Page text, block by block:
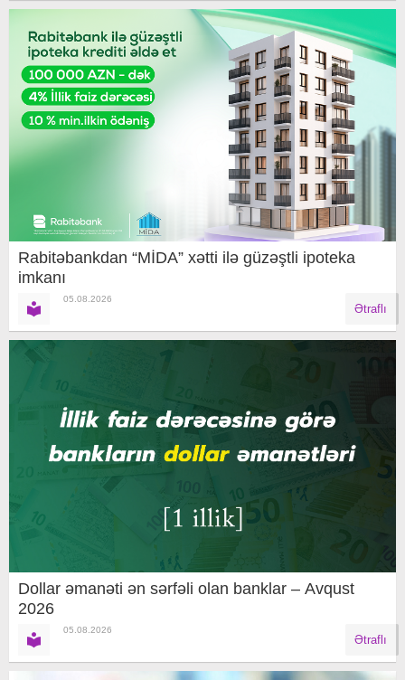
Rabitəbankdan “MİDA” xətti ilə güzəştli ipoteka
imkanı
05.08.2026
Ətraflı
Dollar əmanəti ən sərfəli olan banklar – Avqust
2026
05.08.2026
Ətraflı